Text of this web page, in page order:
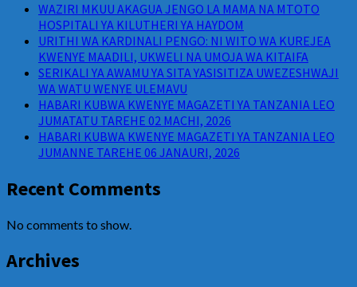
WAZIRI MKUU AKAGUA JENGO LA MAMA NA MTOTO
HOSPITALI YA KILUTHERI YA HAYDOM
URITHI WA KARDINALI PENGO: NI WITO WA KUREJEA
KWENYE MAADILI, UKWELI NA UMOJA WA KITAIFA
SERIKALI YA AWAMU YA SITA YASISITIZA UWEZESHWAJI
WA WATU WENYE ULEMAVU
HABARI KUBWA KWENYE MAGAZETI YA TANZANIA LEO
JUMATATU TAREHE 02 MACHI, 2026
HABARI KUBWA KWENYE MAGAZETI YA TANZANIA LEO
JUMANNE TAREHE 06 JANAURI, 2026
Recent Comments
No comments to show.
Archives